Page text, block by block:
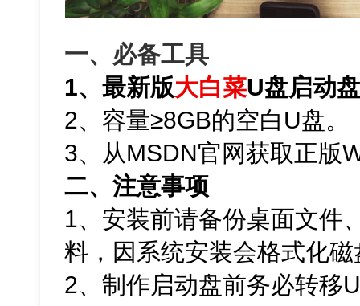
一、必备工具
1、最新版大白菜U盘启动
2、容量≥8GB的空白U盘。
3、从MSDN官网获取正版
二、注意事项
1、安装前请备份桌面文件
料，因系统安装会格式化磁
2、制作启动盘前务必转移